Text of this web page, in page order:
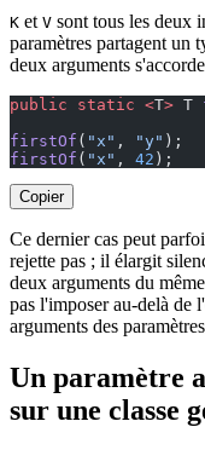
K et V sont tous les deux
paramètres partagent un
deux arguments
public static <T> T
firstOf ( "x" , "y" );
firstOf ( "x" , 42 );
Copier
Ce dernier cas peut
rejette pas ; il élargit
deux arguments du
pas l'imposer au-delà
arguments des
Un paramètre
sur une classe